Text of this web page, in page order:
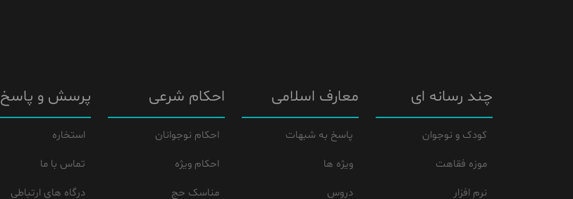
چند رسانه ای
کودک و نوجوان
موزه فقاهت
نرم افزار
معارف اسلامی
پاسخ به شبهات
ویژه ها
دروس
احکام شرعی
احکام نوجوانان
احکام ویژه
مناسک حج
پرسش و پاسخ
استخاره
تماس با ما
درگاه های ارتباطی